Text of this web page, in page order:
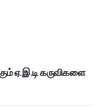
ஏ.இ.டி கருவிகளை